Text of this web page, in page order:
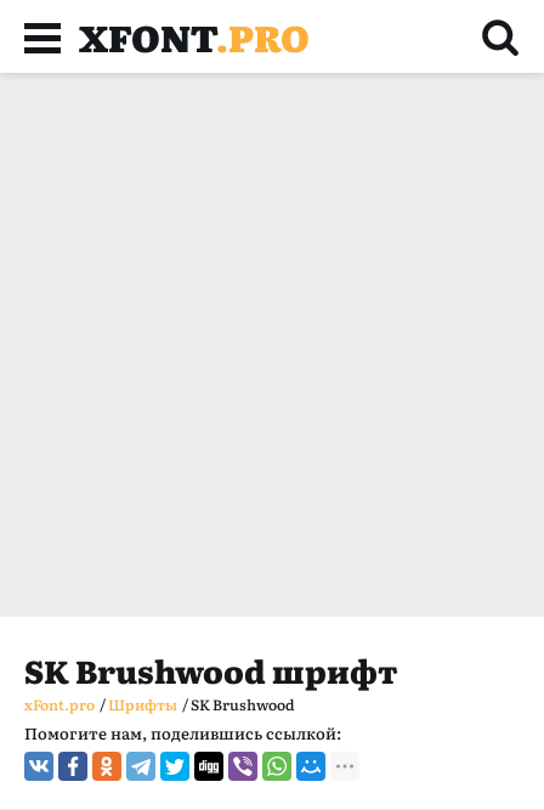
XFONT.PRO
SK Brushwood шрифт
xFont.pro /Шрифты /SK Brushwood
Помогите нам, поделившись ссылкой: